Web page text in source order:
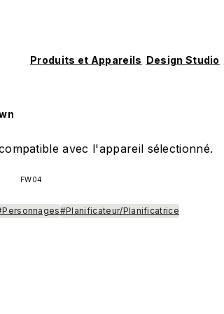
Produits et Appareils Design Studio
avec l'appareil sélectionné.
FW04
#Planificateur/Planificatrice